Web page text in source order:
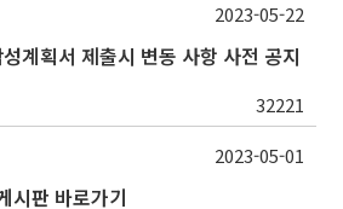
계획서 제출시 변동 사항 사전 공지
32221
2023-05-22
시판 바로가기
2023-05-01